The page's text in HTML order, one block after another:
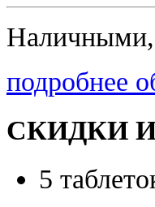
Наличными,
подробнее
СКИДКИ
5